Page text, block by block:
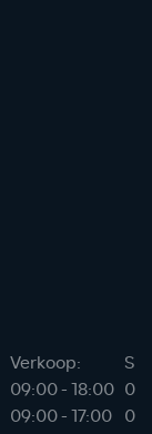
Verkoop:
09:00 - 18:00
09:00 - 17:00